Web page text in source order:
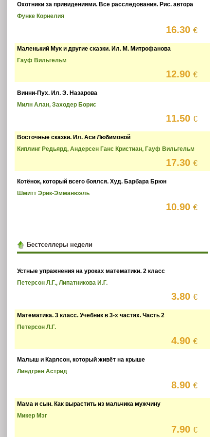
Охотники за привидениями. Все расследования. Рис. автора
Функе Корнелия
16.30€
Маленький Мук и другие сказки. Ил. М. Митрофанова
Гауф Вильгельм
12.90€
Винни-Пух. Ил. Э. Назарова
Милн Алан, Заходер Борис
11.50€
Восточные сказки. Ил. Аси Любимовой
Киплинг Редьярд, Андерсен Ганс Кристиан, Гауф Вильгельм
17.30€
Котёнок, который всего боялся. Худ. Барбара Брюн
Шмитт Эрик-Эмманюэль
10.90€
Бестселлеры недели
Устные упражнения на уроках математики. 2 класс
Петерсон Л.Г., Липатникова И.Г.
3.80€
Математика. 3 класс. Учебник в 3-х частях. Часть 2
Петерсон Л.Г.
4.90€
Малыш и Карлсон, который живёт на крыше
Линдгрен Астрид
8.90€
Мама и сын. Как вырастить из мальчика мужчину
Микер Мэг
7.90€